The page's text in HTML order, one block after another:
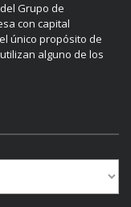
Grupo de
con capital
único propósito de
alguno de los